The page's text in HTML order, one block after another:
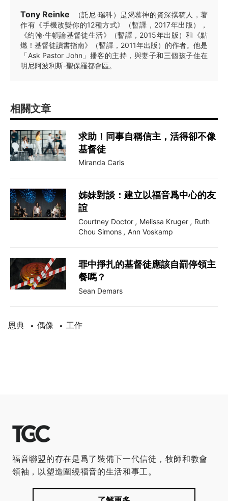
Tony Reinke
（託尼·瑞科）是渴慕神的資深撰稿人，著
作有《手機改變你的12種方式》（暫譯，2017年出版），
《約翰·牛頓論基督徒生活》（暫譯，2015年出版）和《點
燃！基督徒讀書指南》（暫譯，2011年出版）的作者。他是
「Ask Pastor John」播客的主持，與妻子和三個孩子住在
明尼阿波利斯-聖保羅都會區。
相關文章
求助！同事自稱信主，活得卻不像
基督徒
Miranda Carls
姊妹對談：建立以福音爲中心的友
誼
Courtney Doctor , Melissa Kruger , Ruth
Chou Simons , Ann Voskamp
罪中掙扎的基督徒應該自罰停領主
餐嗎？
Sean Demars
恩典 • 偶像 • 工作
福音聯盟的存在是爲了裝備下一代信徒，牧師和教會
領袖，以塑造圍繞福音的生活和事工。